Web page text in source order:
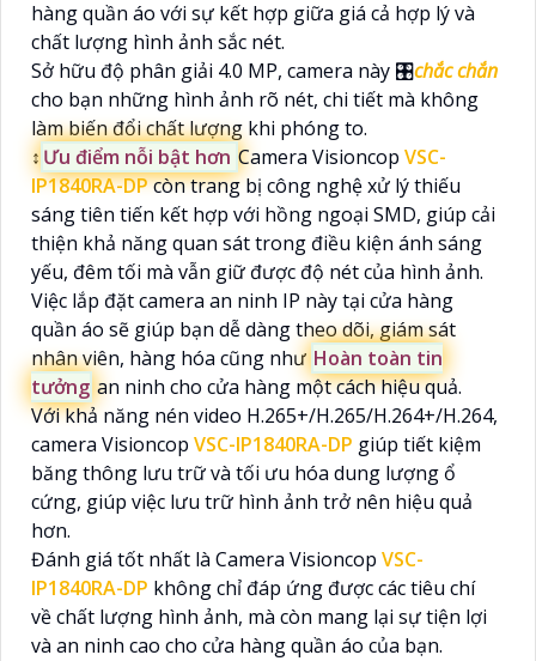
hàng quần áo với sự kết hợp giữa giá cả hợp lý và
chất lượng hình ảnh sắc nét.
Sở hữu độ phân giải 4.0 MP, camera này 🎛chắc chắn
cho bạn những hình ảnh rõ nét, chi tiết mà không
làm biến đổi chất lượng khi phóng to.
↕️ Ưu điểm nỗi bật hơn Camera Visioncop VSC-
IP1840RA-DPcòn trang bị công nghệ xử lý thiếu
sáng tiên tiến kết hợp với hồng ngoại SMD, giúp cải
thiện khả năng quan sát trong điều kiện ánh sáng
yếu, đêm tối mà vẫn giữ được độ nét của hình ảnh.
Việc lắp đặt camera an ninh IP này tại cửa hàng
quần áo sẽ giúp bạn dễ dàng theo dõi, giám sát
nhân viên, hàng hóa cũng như Hoàn toàn tin
tưởng an ninh cho cửa hàng một cách hiệu quả.
Với khả năng nén video H.265+/H.265/H.264+/H.264,
camera Visioncop VSC-IP1840RA-DP giúp tiết kiệm
băng thông lưu trữ và tối ưu hóa dung lượng ổ
cứng, giúp việc lưu trữ hình ảnh trở nên hiệu quả
hơn.
Đánh giá tốt nhất là Camera Visioncop VSC-
IP1840RA-DP không chỉ đáp ứng được các tiêu chí
về chất lượng hình ảnh, mà còn mang lại sự tiện lợi
và an ninh cao cho cửa hàng quần áo của bạn.